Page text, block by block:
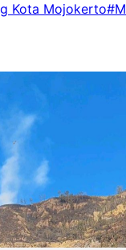
Kota Mojokerto